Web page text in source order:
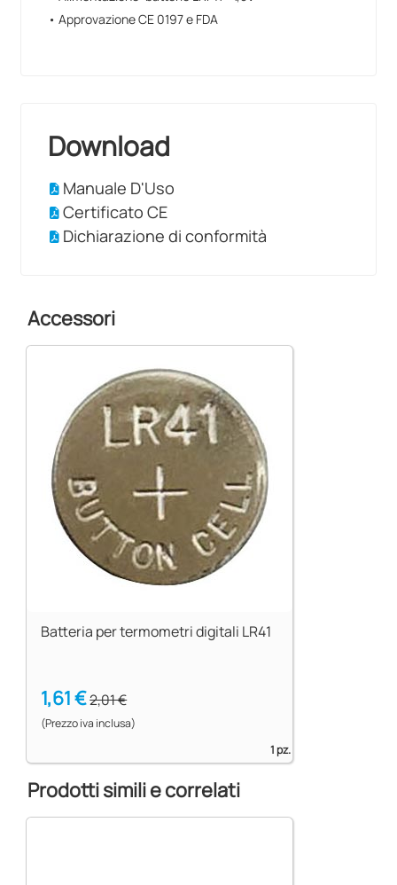
• Approvazione CE 0197 e FDA
Download
Manuale D'Uso
Certificato CE
Dichiarazione di conformità
Accessori
Batteria per termometri digitali LR41
1,61 €2,01 €
(Prezzo iva inclusa)
1 pz.
Prodotti simili e correlati